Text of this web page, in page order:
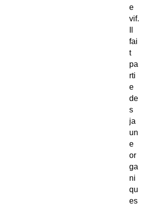
e
vif.
fai
t
pa
rti
e
de
s
ja
un
e
or
ga
ni
qu
es